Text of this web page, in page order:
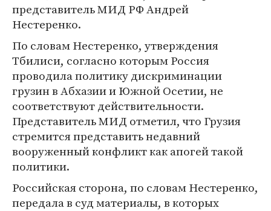
представитель МИД РФ Андрей
Нестеренко.
По словам Нестеренко, утверждения
Тбилиси, согласно которым Россия
проводила политику дискриминации
грузин в Абхазии и Южной Осетии, не
соответствуют действительности.
Представитель МИД отметил, что Грузия
стремится представить недавний
вооруженный конфликт как апогей такой
политики.
Российская сторона, по словам Нестеренко,
передала в суд материалы, в которых